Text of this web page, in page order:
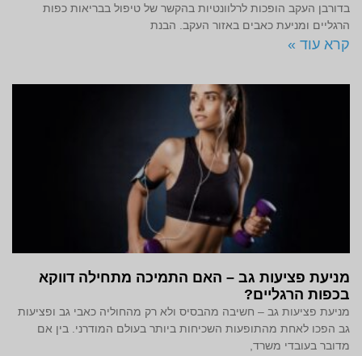
בדורבן העקב הופכות לרלוונטיות בהקשר של טיפול בבריאות כפות
הרגליים ומניעת כאבים באזור העקב. הבנת
קרא עוד »
מניעת פציעות גב – האם התמיכה מתחילה דווקא
בכפות הרגליים?
מניעת פציעות גב – חשיבה מהבסיס ולא רק מהחוליה כאבי גב ופציעות
גב הפכו לאחת מהתופעות השכיחות ביותר בעולם המודרני. בין אם
מדובר בעובדי משרד,